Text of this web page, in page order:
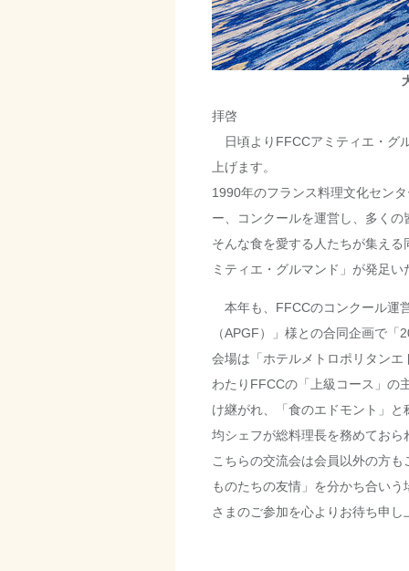
拝啓
日頃より FFCCアミティエ・グ
上げます。
1990年のフランス料理文化セン
ー、コンクールを運営し、多く
そんな食を愛する人たちが集え
ミティエ・グルマンド」が発足
本年も、FFCCのコンクール運
（APGF）」様との合同企画で「
会場は「ホテルメトロポリタン
わたりFFCCの「上級コース」の
け継がれ、「食のエドモント」
均シェフが総料理長を務めておら
こちらの交流会は会員以外の方
ものたちの友情」を分かち合い
さまのご参加を心よりお待ち申し